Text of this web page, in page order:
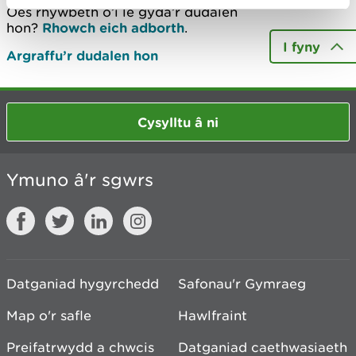
Oes rhywbeth o’i le gyda’r dudalen
hon? Rhowch eich adborth.
Argraffu’r dudalen hon
I fyny
Cysylltu â ni
Ymuno â'r sgwrs
Datganiad hygyrchedd
Safonau'r Gymraeg
Map o'r safle
Hawlfraint
Preifatrwydd a chwcis
Datganiad caethwasiaeth